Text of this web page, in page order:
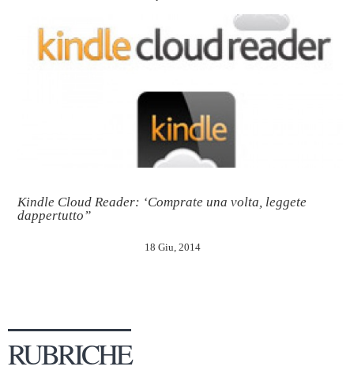
Kindle Cloud Reader: ‘Comprate una volta, leggete
dappertutto”
18 Giu, 2014
RUBRICHE